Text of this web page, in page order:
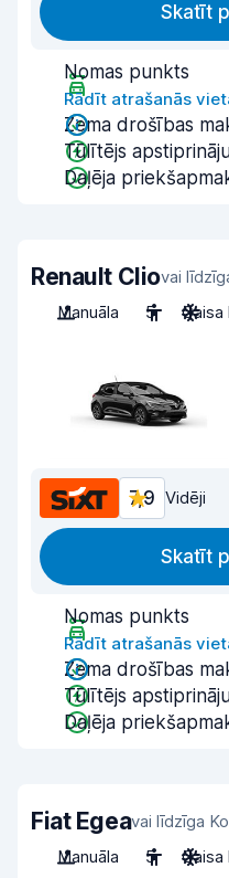
Skatīt
Nomas punkts
Rādīt atrašanās
Zema drošības
Tūlītējs
Daļēja
Renault Cliovai
Manuāla
5 Gaisa
7,9 Vidēji
Skatīt
Nomas punkts
Rādīt atrašanās
Zema drošības
Tūlītējs
Daļēja
Fiat Egeavai līdzīga
Manuāla
5 Gaisa